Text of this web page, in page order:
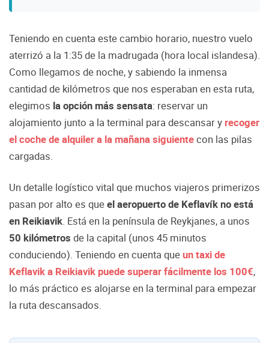
Teniendo en cuenta este cambio horario, nuestro vuelo
aterrizó a la 1:35 de la madrugada (hora local islandesa).
Como llegamos de noche, y sabiendo la inmensa
cantidad de kilómetros que nos esperaban en esta ruta,
elegimos la opción más sensata: reservar un
alojamiento junto a la terminal para descansar y recoger
el coche de alquiler a la mañana siguientecon las pilas
cargadas.
Un detalle logístico vital que muchos viajeros primerizos
pasan por alto es queel aeropuerto de Keflavík no está
en Reikiavik. Está en la península de Reykjanes, a unos
50 kilómetros de la capital (unos 45 minutos
conduciendo). Teniendo en cuenta queun taxi de
Keflavik a Reikiavik puede superar fácilmente los 100€,
lo más práctico es alojarse en la terminal para empezar
la ruta descansados.